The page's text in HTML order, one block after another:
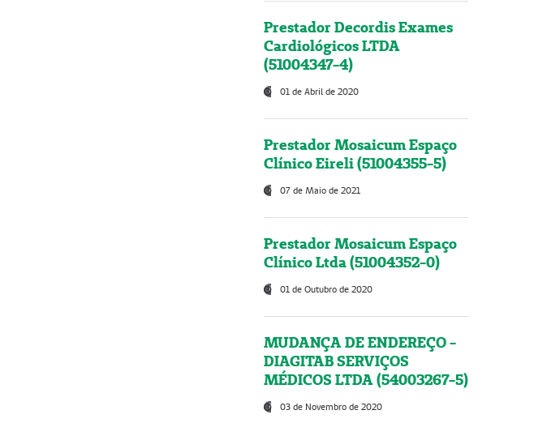
Prestador Decordis Exames
Cardiológicos LTDA
(51004347-4)
01 de Abril de 2020
Prestador Mosaicum Espaço
Clínico Eireli (51004355-5)
07 de Maio de 2021
Prestador Mosaicum Espaço
Clínico Ltda (51004352-0)
01 de Outubro de 2020
MUDANÇA DE ENDEREÇO -
DIAGITAB SERVIÇOS
MÉDICOS LTDA (54003267-5)
03 de Novembro de 2020